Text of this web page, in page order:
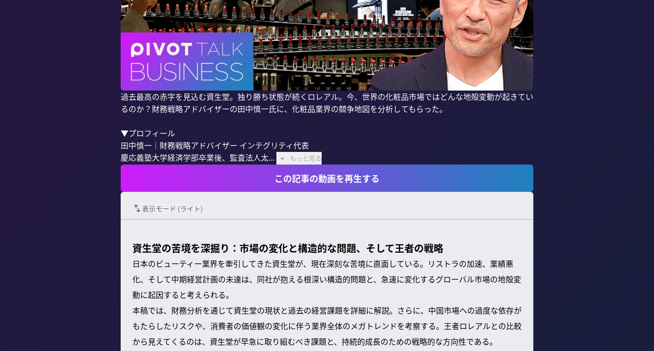
過去最高の赤字を見込む資生堂。独り勝ち状態が続くロレアル。今、世界の化粧品市場ではどんな地殻変動が起きてい
るのか？財務戦略アドバイザーの田中慎一氏に、化粧品業界の競争地図を分析してもらった。
▼プロフィール
田中慎一｜財務戦略アドバイザー インテグリティ代表
慶応義塾大学経済学部卒業後、監査法人太...
もっと見る
この記事の動画を再生する
表示モード (ライト)
資生堂の苦境を深掘り：市場の変化と構造的な問題、そして王者の戦略
日本のビューティー業界を牽引してきた資生堂が、現在深刻な苦境に直面している。リストラの加速、業績悪
化、そして中期経営計画の未達は、同社が抱える根深い構造的問題と、急速に変化するグローバル市場の地殻変
動に起因すると考えられる。
本稿では、財務分析を通じて資生堂の現状と過去の経営課題を詳細に解説。さらに、中国市場への過度な依存が
もたらしたリスクや、消費者の価値観の変化に伴う業界全体のメガトレンドを考察する。王者ロレアルとの比較
から見えてくるのは、資生堂が早急に取り組むべき課題と、持続的成長のための戦略的な方向性である。